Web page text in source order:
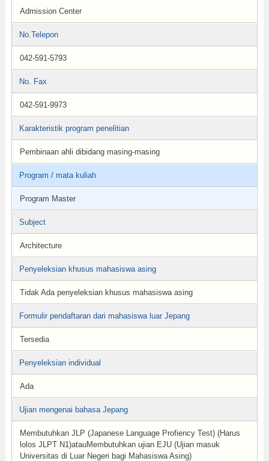
Admission Center
No.Telepon
042-591-5793
No. Fax
042-591-9973
Karakteristik program penelitian
Pembinaan ahli dibidang masing-masing
Program / mata kuliah
Program Master
Subject
Architecture
Penyeleksian khusus mahasiswa asing
Tidak Ada penyeleksian khusus mahasiswa asing
Formulir pendaftaran dari mahasiswa luar Jepang
Tersedia
Penyeleksian individual
Ada
Ujian mengenai bahasa Jepang
Membutuhkan JLP (Japanese Language Profiency Test) (Harus
lolos JLPT N1)atauMembutuhkan ujian EJU (Ujian masuk
Universitas di Luar Negeri bagi Mahasiswa Asing)